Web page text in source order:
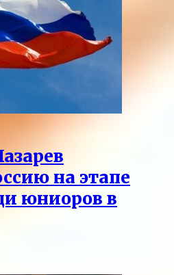
на этапе
юниоров в